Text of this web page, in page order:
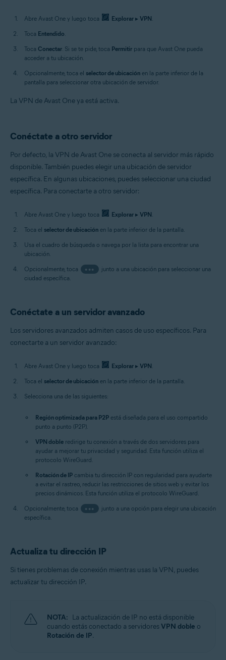
Abre Avast One y luego toca Explorar ▸ VPN.
Toca Entendido.
Toca Conectar. Si se te pide, toca Permitir para que Avast One pueda
acceder a tu ubicación.
Opcionalmente, toca el selector de ubicación en la parte inferior de la
pantalla para seleccionar otra ubicación de servidor.
La VPN de Avast One ya está activa.
Conéctate a otro servidor
Por defecto, la VPN de Avast One se conecta al servidor más rápido
disponible. También puedes elegir una ubicación de servidor
específica. En algunas ubicaciones, puedes seleccionar una ciudad
específica. Para conectarte a otro servidor:
Abre Avast One y luego toca Explorar ▸ VPN.
Toca el selector de ubicación en la parte inferior de la pantalla.
Usa el cuadro de búsqueda o navega por la lista para encontrar una
ubicación.
Opcionalmente, toca
•••
junto a una ubicación para seleccionar una
ciudad específica.
Conéctate a un servidor avanzado
Los servidores avanzados admiten casos de uso específicos. Para
conectarte a un servidor avanzado:
Abre Avast One y luego toca Explorar ▸ VPN.
Toca el selector de ubicación en la parte inferior de la pantalla.
Selecciona una de las siguientes:
Región optimizada para P2P está diseñada para el uso compartido
punto a punto (P2P).
VPN doble redirige tu conexión a través de dos servidores para
ayudar a mejorar tu privacidad y seguridad. Esta función utiliza el
protocolo WireGuard.
Rotación de IP cambia tu dirección IP con regularidad para ayudarte
a evitar el rastreo, reducir las restricciones de sitios web y evitar los
precios dinámicos. Esta función utiliza el protocolo WireGuard.
Opcionalmente, toca
•••
junto a una opción para elegir una ubicación
específica.
Actualiza tu dirección IP
Si tienes problemas de conexión mientras usas la VPN, puedes
actualizar tu dirección IP.
NOTA: La actualización de IP no está disponible
cuando estás conectado a servidoresVPN doble o
Rotación de IP.